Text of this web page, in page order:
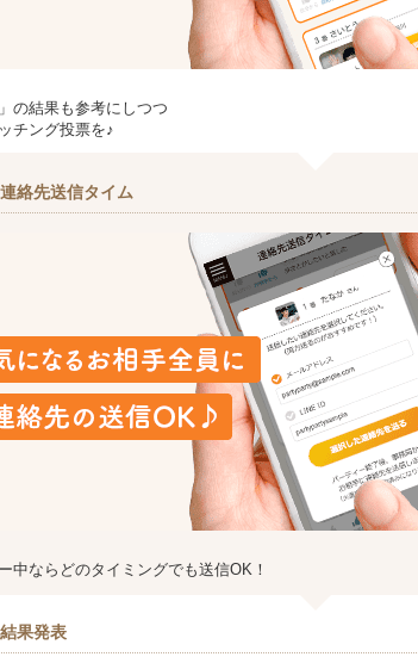
の結果も参考にしつつ
チング投票を♪
連絡先送信タイム
中ならどのタイミングでも送信OK！
結果発表